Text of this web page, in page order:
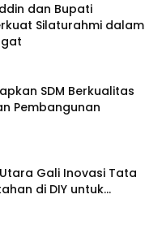
dan Bupati
Silaturahmi dalam
SDM Berkualitas
Pembangunan
Gali Inovasi Tata
di DIY untuk...